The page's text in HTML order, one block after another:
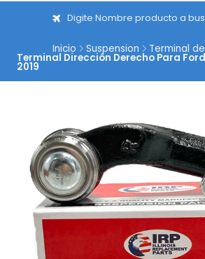
Digite Nombre producto a
Inicio Suspension Terminal
Terminal Dirección Derecho Para
2019